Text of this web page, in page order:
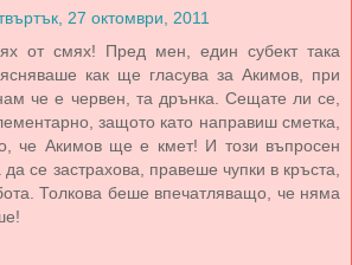
27 октомври, 2011
от смях! Пред мен, един субект така
как ще гласува за Акимов, при
че е червен, та дрънка. Сещате ли се,
защото като направиш сметка,
че Акимов ще е кмет! И този въпросен
се застрахова, правеше чупки в кръста,
Толкова беше впечатляващо, че няма